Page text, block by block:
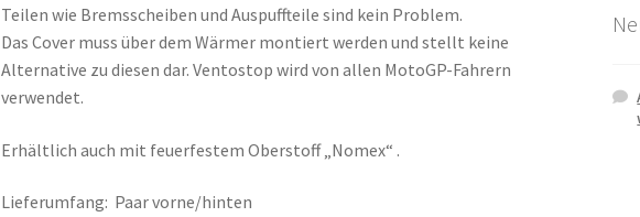
Teilen wie Bremsscheiben und Auspuffteile sind kein Problem.
Das Cover muss über dem Wärmer montiert werden und stellt keine
Alternative zu diesen dar. Ventostop wird von allen MotoGP-Fahrern
verwendet.
Erhältlich auch mit feuerfestem Oberstoff „Nomex“ .
Lieferumfang: Paar vorne/hinten